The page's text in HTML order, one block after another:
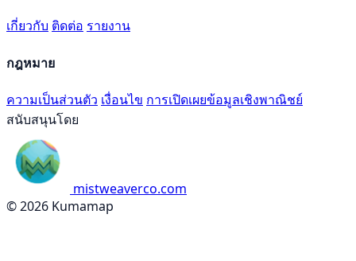
เกี่ยวกับ ติดต่อ รายงาน
กฎหมาย
ความเป็นส่วนตัว เงื่อนไข การเปิดเผยข้อมูลเชิงพาณิชย์
สนับสนุนโดย
mistweaverco.com
© 2026 Kumamap